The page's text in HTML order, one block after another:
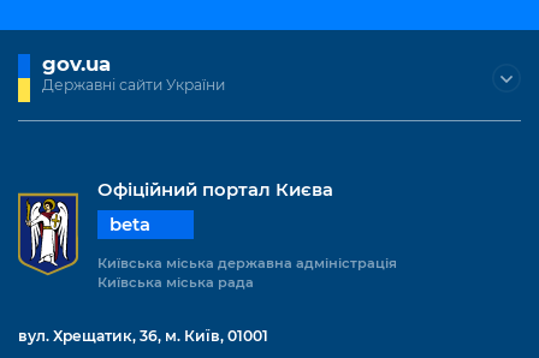
gov.ua
Державні сайти України
Офіційний портал Києва
beta
Київська міська державна адміністрація
Київська міська рада
вул. Хрещатик, 36, м. Київ, 01001